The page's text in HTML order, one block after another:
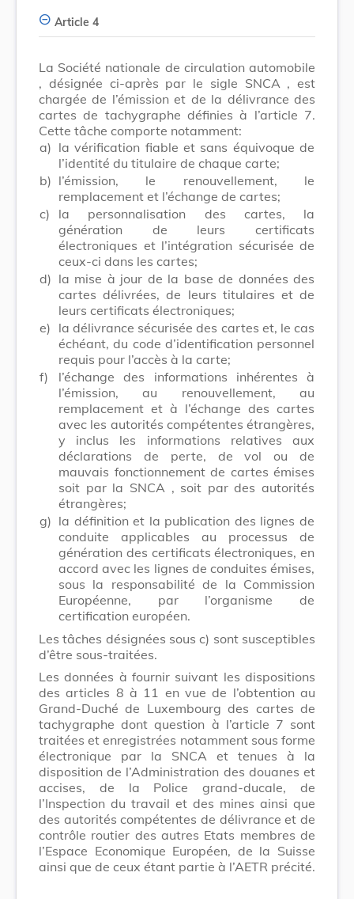
Article 4
La Société nationale de circulation automobile
, désignée ci-après par le sigle SNCA , est
chargée de l’émission et de la délivrance des
cartes de tachygraphe définies à l’article 7.
Cette tâche comporte notamment:
a) la vérification fiable et sans équivoque de
l’identité du titulaire de chaque carte;
b) l’émission, le renouvellement, le
remplacement et l’échange de cartes;
c)
la personnalisation des cartes, la
génération de leurs certificats
électroniques et l’intégration sécurisée de
ceux-ci dans les cartes;
d) la mise à jour de la base de données des
cartes délivrées, de leurs titulaires et de
leurs certificats électroniques;
e) la délivrance sécurisée des cartes et, le cas
échéant, du code d’identification personnel
requis pour l’accès à la carte;
f)
l’échange des informations inhérentes à
l’émission, au renouvellement, au
remplacement et à l’échange des cartes
avec les autorités compétentes étrangères,
y inclus les informations relatives aux
déclarations de perte, de vol ou de
mauvais fonctionnement de cartes émises
soit par la SNCA , soit par des autorités
étrangères;
g) la définition et la publication des lignes de
conduite applicables au processus de
génération des certificats électroniques, en
accord avec les lignes de conduites émises,
sous la responsabilité de la Commission
Européenne, par l’organisme de
certification européen.
Les tâches désignées sous c) sont susceptibles
d’être sous-traitées.
Les données à fournir suivant les dispositions
des articles 8 à 11 en vue de l’obtention au
Grand-Duché de Luxembourg des cartes de
tachygraphe dont question à l’article 7 sont
traitées et enregistrées notamment sous forme
électronique par la SNCA et tenues à la
disposition de l’Administration des douanes et
accises, de la Police grand-ducale, de
l’Inspection du travail et des mines ainsi que
des autorités compétentes de délivrance et de
contrôle routier des autres Etats membres de
l’Espace Economique Européen, de la Suisse
ainsi que de ceux étant partie à l’AETR précité.